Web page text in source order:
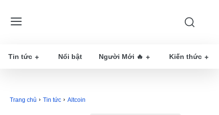
Tin tức Nổi bật Người Mới 🔥 Kiến thức
Trang chủ Tin tức Altcoin